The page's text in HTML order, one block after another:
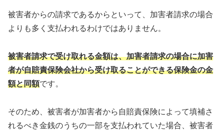
被害者からの請求であるからといって、加害者請求の場合
よりも多く支払われるわけではありません。
被害者請求で受け取れる金額は、加害者請求の場合に加害
者が自賠責保険会社から受け取ることができる保険金の金
額と同額です。
そのため、被害者が加害者から自賠責保険によって填補さ
れるべき金銭のうちの一部を支払われていた場合、被害者